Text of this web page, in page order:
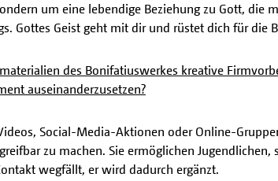
um eine lebendige Beziehung zu Gott, die
Gottes Geist geht mit dir und rüstet dich für die
des Bonifatiuswerkes kreative
auseinanderzusetzen?
Social-Media-Aktionen oder Online-
zu machen. Sie ermöglichen
wegfällt, er wird dadurch ergänzt.